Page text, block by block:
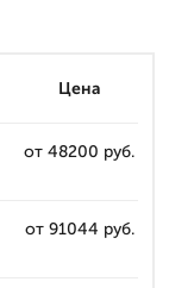
Цена
от 48200 руб.
от 91044 руб.